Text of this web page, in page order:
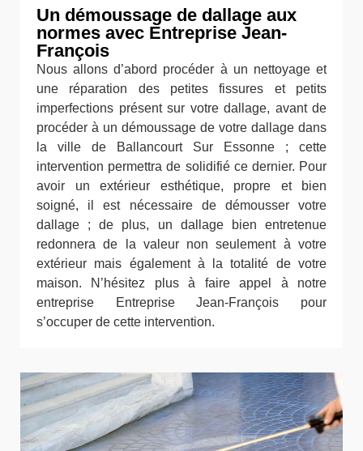
Un démoussage de dallage aux
normes avec Entreprise Jean-
François
Nous allons d’abord procéder à un nettoyage et
une réparation des petites fissures et petits
imperfections présent sur votre dallage, avant de
procéder à un démoussage de votre dallage dans
la ville de Ballancourt Sur Essonne ; cette
intervention permettra de solidifié ce dernier. Pour
avoir un extérieur esthétique, propre et bien
soigné, il est nécessaire de démousser votre
dallage ; de plus, un dallage bien entretenue
redonnera de la valeur non seulement à votre
extérieur mais également à la totalité de votre
maison. N’hésitez plus à faire appel à notre
entreprise Entreprise Jean-François pour
s’occuper de cette intervention.